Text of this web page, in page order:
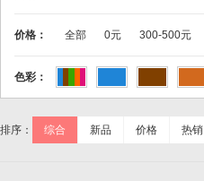
价格： 全部 0元 300-500元
色彩：
排序： 综合 新品 价格 热销